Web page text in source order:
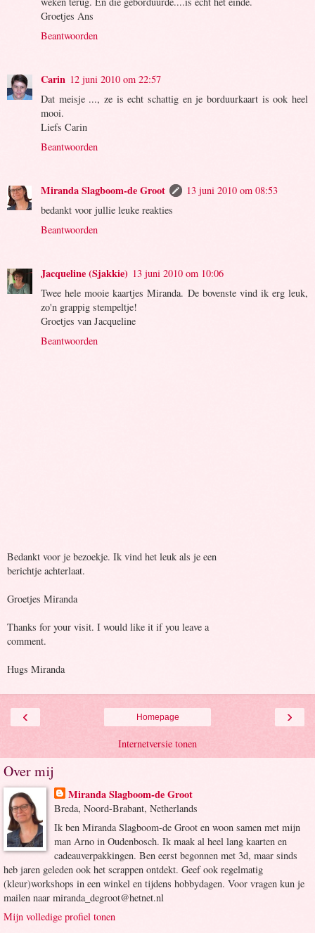
Groetjes Ans
Beantwoorden
Carin 12 juni 2010 om 22:57
Dat meisje ..., ze is echt schattig en je borduurkaart is ook heel
mooi.
Liefs Carin
Beantwoorden
Miranda Slagboom-de Groot
13 juni 2010 om 08:53
bedankt voor jullie leuke reakties
Beantwoorden
Jacqueline (Sjakkie) 13 juni 2010 om 10:06
Twee hele mooie kaartjes Miranda. De bovenste vind ik erg leuk,
zo'n grappig stempeltje!
Groetjes van Jacqueline
Beantwoorden
Bedankt voor je bezoekje. Ik vind het leuk als je een
berichtje achterlaat.
Groetjes Miranda
Thanks for your visit. I would like it if you leave a
comment.
Hugs Miranda
‹ ›
Homepage
Internetversie tonen
Over mij
Miranda Slagboom-de Groot
Breda, Noord-Brabant, Netherlands
Ik ben Miranda Slagboom-de Groot en woon samen met mijn
man Arno in Oudenbosch. Ik maak al heel lang kaarten en
cadeauverpakkingen. Ben eerst begonnen met 3d, maar sinds
heb jaren geleden ook het scrappen ontdekt. Geef ook regelmatig
(kleur)workshops in een winkel en tijdens hobbydagen. Voor vragen kun je
mailen naar miranda_degroot@hetnet.nl
Mijn volledige profiel tonen